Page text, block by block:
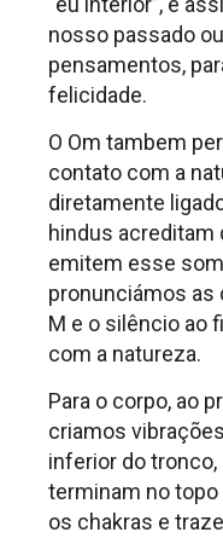
nosso passado
pensamentos,
felicidade.
O Om tambem
contato com a
diretamente
hindus acreditam
emitem esse
pronunciámos as
M e o silêncio ao
com a natureza.
Para o corpo, ao
criamos
inferior do tronco,
terminam no topo
os chakras e